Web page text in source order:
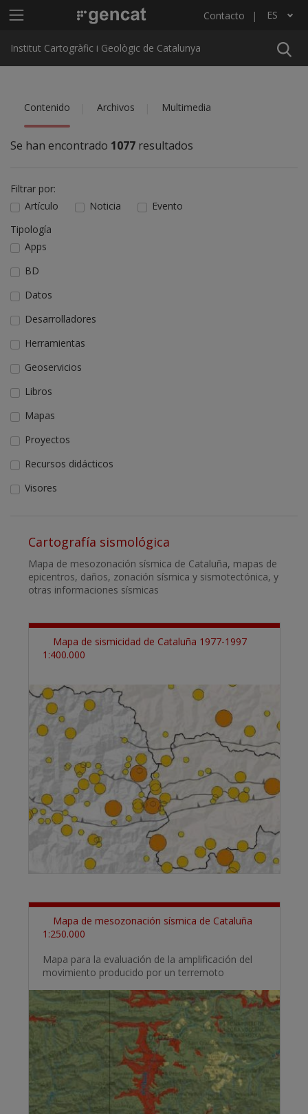
Menú principal ICGC Contacto ES
Lista adicional de acciones
Institut Cartogràfic i Geològic de Catalunya
Contenido Archivos Multimedia
Se han encontrado 1077 resultados
Filtrar por:
Artículo
Noticia
Evento
Tipología
Apps
BD
Datos
Desarrolladores
Herramientas
Geoservicios
Libros
Mapas
Proyectos
Recursos didácticos
Visores
Cartografía sismológica
Mapa de mesozonación sísmica de Cataluña, mapas de
epicentros, daños, zonación sísmica y sismotectónica, y
otras informaciones sísmicas
Mapa de sismicidad de Cataluña 1977-1997
1:400.000
Mapa de mesozonación sísmica de Cataluña
1:250.000
Mapa para la evaluación de la amplificación del
movimiento producido por un terremoto